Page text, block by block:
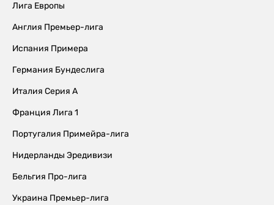
Лига Европы
Англия Премьер-лига
Испания Примера
Германия Бундеслига
Италия Серия А
Франция Лига 1
Португалия Примейра-лига
Нидерланды Эредивизи
Бельгия Про-лига
Украина Премьер-лига